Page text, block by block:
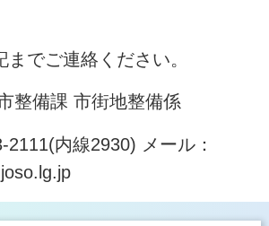
でご連絡ください。
整備課 市街地整備係
2111(内線2930) メール：